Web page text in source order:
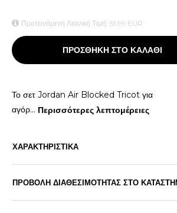
Προτεινόμενη Λιανική Τιμή: 51,99 EUR
ΠΡΟΣΘΗΚΗ ΣΤΟ ΚΑΛΑΘΙ
Το σετ Jordan Air Blocked Tricot για
αγόρ... Περισσότερες λεπτομέρειες
ΧΑΡΑΚΤΗΡΙΣΤΙΚΑ
ΠΡΟΒΟΛΗ ΔΙΑΘΕΣΙΜΟΤΗΤΑΣ ΣΤΟ